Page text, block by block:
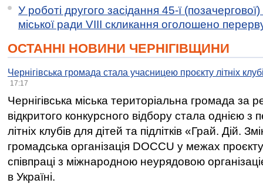
У роботі другого засідання 45-ї (позачергової)
міської ради VIII скликання оголошено
ОСТАННІ НОВИНИ ЧЕРНІГІВЩИНИ
Чернігівська громада стала учасницею проєкту літніх
17:17
Чернігівська міська територіальна громада за
відкритого конкурсного відбору стала однією
літніх клубів для дітей та підлітків «Грай. Дій.
громадська організація DOCCU у межах
співпраці з міжнародною неурядовою
в Україні.